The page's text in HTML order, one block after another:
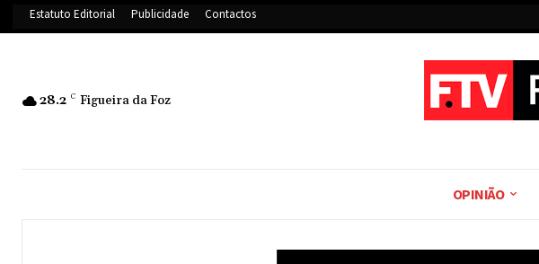
Estatuto Editorial Publicidade Contactos
28.2 C Figueira da Foz
OPINIÃO